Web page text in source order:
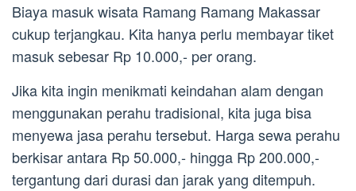
Biaya masuk wisata Ramang Ramang Makassar
cukup terjangkau. Kita hanya perlu membayar tiket
masuk sebesar Rp 10.000,- per orang.
Jika kita ingin menikmati keindahan alam dengan
menggunakan perahu tradisional, kita juga bisa
menyewa jasa perahu tersebut. Harga sewa perahu
berkisar antara Rp 50.000,- hingga Rp 200.000,-
tergantung dari durasi dan jarak yang ditempuh.